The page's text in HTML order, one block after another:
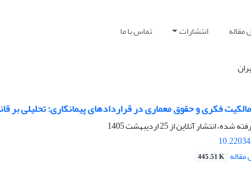
مقاله انتشارات تماس با ما
فکری و حقوق معماری در قراردادهای پیمانکاری: تحلیلی بر
شده، انتشار آنلاین از25 اردیبهشت 1405
445.51 K